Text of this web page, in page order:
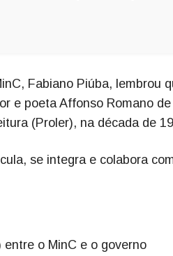
Fabiano Piúba, lembrou
e poeta Affonso Romano de
(Proler), na década de
se integra e colabora
o MinC e o governo